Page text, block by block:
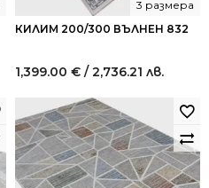
КИЛИМ 200/300 ВЪЛНЕН 832
3 размера
1,399.00 € / 2,736.21 лв.